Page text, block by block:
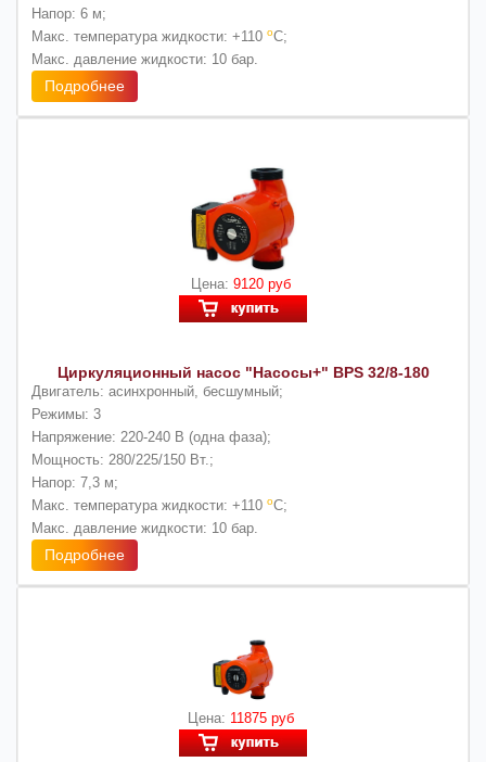
Напор: 6 м;
Макс. температура жидкости: +110 оС;
Макс. давление жидкости: 10 бар.
Подробнее
Цена: 9120 руб
Циркуляционный насос "Насосы+" BPS 32/8-180
Двигатель: асинхронный, бесшумный;
Режимы: 3
Напряжение: 220-240 В (одна фаза);
Мощность: 280/225/150 Вт.;
Напор: 7,3 м;
Макс. температура жидкости: +110 оС;
Макс. давление жидкости: 10 бар.
Подробнее
Цена: 11875 руб